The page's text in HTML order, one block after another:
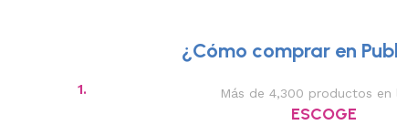
¿Cómo comprar en
1. Más de 4,300 productos en
ESCOGE